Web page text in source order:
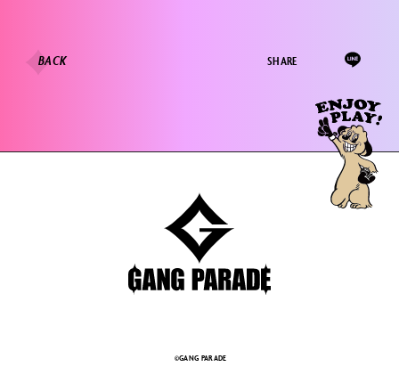
SHARE
BACK
©GANG PARADE